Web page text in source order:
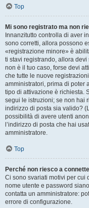
Top
Mi sono registrato ma non
Innanzitutto controlla di aver
sono corretti, allora possono
«registrazione minore» è
ti stavi registrando, allora
non è il tuo caso, forse devi
che tutte le nuove
amministratori, prima di poter
tipo di attivazione è richiesta.
segui le istruzioni; se non hai
indirizzo di posta sia valido?
possibilità di avere utenti
l’indirizzo di posta che hai
amministratore.
Top
Perché non riesco a
Ci sono svariati motivi per cui
nome utente e password
contatta un amministratore:
errore di configurazione.